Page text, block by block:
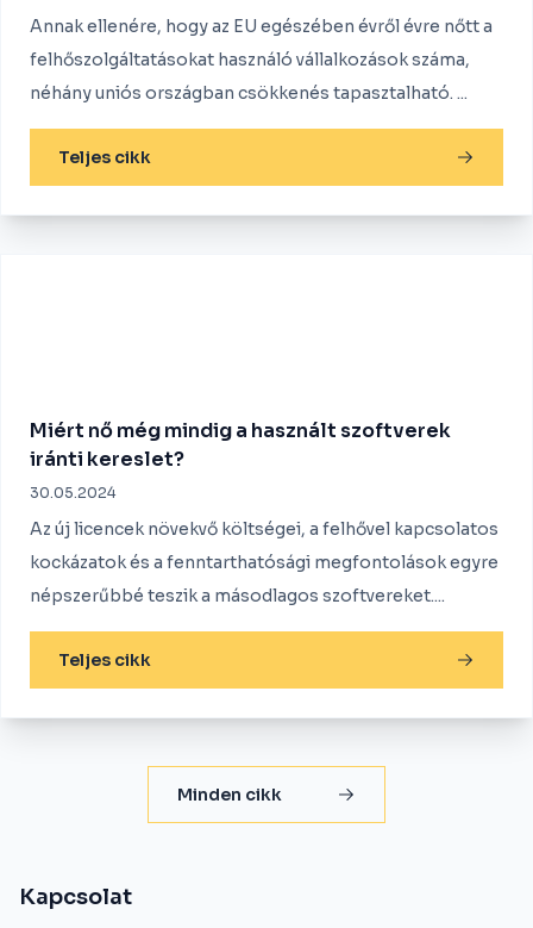
Annak ellenére, hogy az EU egészében évről évre nőtt a
felhőszolgáltatásokat használó vállalkozások száma,
néhány uniós országban csökkenés tapasztalható. ...
Teljes cikk
Miért nő még mindig a használt szoftverek
iránti kereslet?
30.05.2024
Az új licencek növekvő költségei, a felhővel kapcsolatos
kockázatok és a fenntarthatósági megfontolások egyre
népszerűbbé teszik a másodlagos szoftvereket....
Teljes cikk
Minden cikk
Kapcsolat